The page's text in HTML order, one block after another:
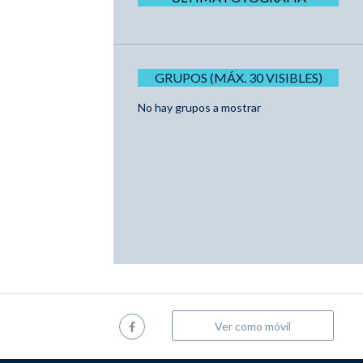
GRUPOS (MÁX. 30 VISIBLES)
No hay grupos a mostrar